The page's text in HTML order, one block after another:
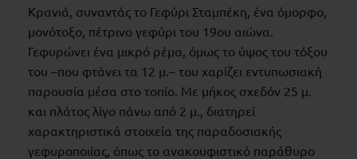
Κρανιά, συναντάς το Γεφύρι Σταμπέκη, ένα όμορφο,
μονότοξο, πέτρινο γεφύρι του 19ου αιώνα.
Γεφυρώνει ένα μικρό ρέμα, όμως το ύψος του τόξου
του –που φτάνει τα 12 μ.– του χαρίζει εντυπωσιακή
παρουσία μέσα στο τοπίο. Με μήκος σχεδόν 25 μ.
και πλάτος λίγο πάνω από 2 μ., διατηρεί
χαρακτηριστικά στοιχεία της παραδοσιακής
γεφυροποιίας, όπως το ανακουφιστικό παράθυρο